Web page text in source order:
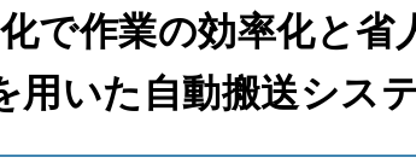
で作業の効率化と省
用いた自動搬送システ